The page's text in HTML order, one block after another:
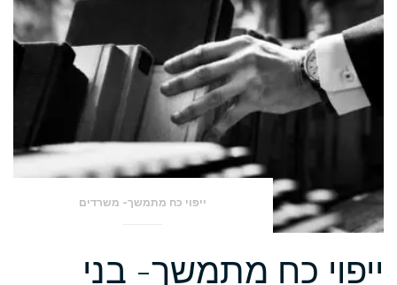
ייפוי כח מתמשך- משרדים
ייפוי כח מתמשך- בני